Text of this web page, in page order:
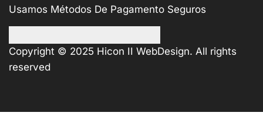
Usamos Métodos De Pagamento Seguros
Copyright © 2025 Hicon II WebDesign. All rights
reserved